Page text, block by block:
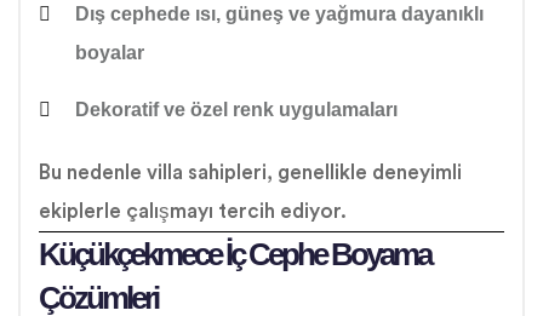
Dış cephede ısı, güneş ve yağmura dayanıklı
boyalar
Dekoratif ve özel renk uygulamaları
Bu nedenle villa sahipleri, genellikle deneyimli
ekiplerle çalışmayı tercih ediyor.
Küçükçekmece İç Cephe Boyama
Çözümleri